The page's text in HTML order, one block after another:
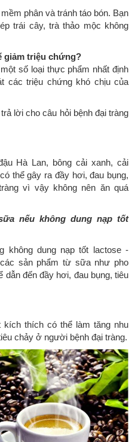
phân và tránh táo bón. Bạn
trái cây, trà thảo mộc không
giảm triệu chứng?
số loại thực phẩm nhất định
các triệu chứng khó chịu của
lời cho câu hỏi bệnh đại tràng
Hà Lan, bông cải xanh, cải
thể gây ra đầy hơi, đau bụng,
vì vậy không nên ăn quá
nếu không dung nạp tốt
không dung nạp tốt lactose -
sản phẩm từ sữa như pho
đến đầy hơi, đau bụng, tiêu
thích có thể làm tăng nhu
chảy ở người bệnh đại tràng.